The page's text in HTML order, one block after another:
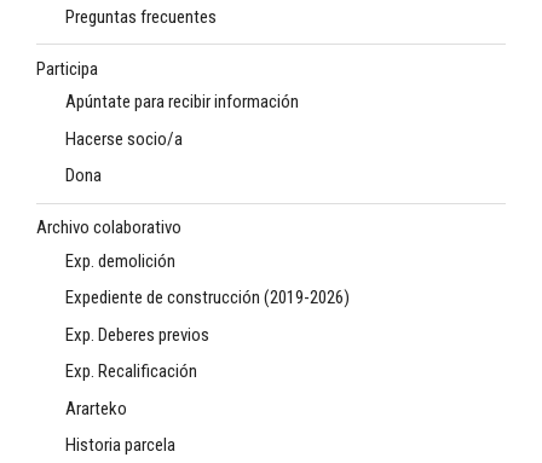
Preguntas frecuentes
Participa
Apúntate para recibir información
Hacerse socio/a
Dona
Archivo colaborativo
Exp. demolición
Expediente de construcción (2019-2026)
Exp. Deberes previos
Exp. Recalificación
Ararteko
Historia parcela